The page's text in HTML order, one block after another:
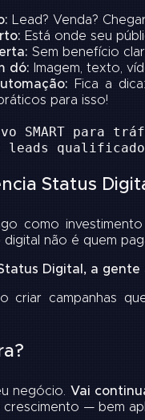
Lead? Venda?
Está onde seu
Sem benefício
dó: Imagem, texto,
Fica a
para isso!
SMART para
leads
Status
como
não é quem
Digital, a
criar campanhas
negócio. Vai
crescimento — bem